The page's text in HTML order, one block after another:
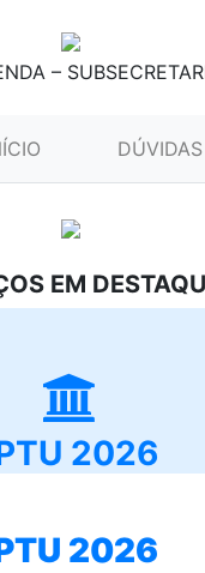
–
(CURRENT)DÚVIDAS
EM
2026
2026